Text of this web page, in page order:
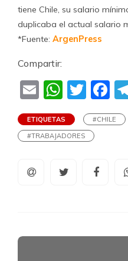
tiene Chile, su salario
duplicaba el actual salario
*Fuente: ArgenPress
Compartir:
Email
ETIQUETAS #CHILE
#TRABAJADORES